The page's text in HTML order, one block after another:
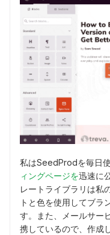
私はSeedProdを毎日
ィングページを迅速に
レートライブラリは私
トと色を使用してブラ
す。また、メールサー
携しているので、作成